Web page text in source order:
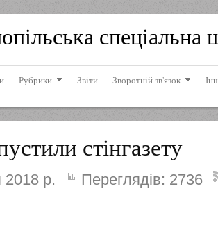
спеціальна
Рубрики Звіти Зворотній зв'язок
стінгазету
2018 р. Переглядів: 2736